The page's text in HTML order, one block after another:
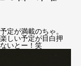
定が満載のちゃ。
しい予定が目白押
いとー！笑